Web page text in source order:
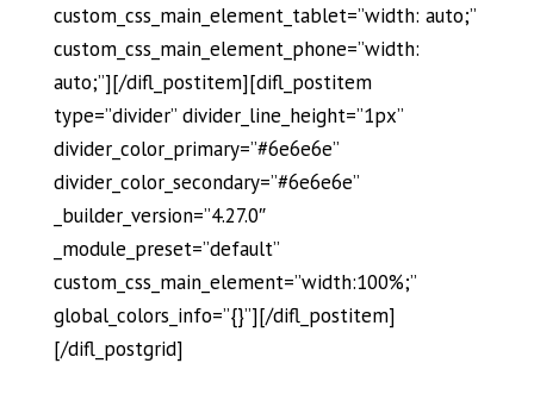
custom_css_main_element_tablet=”width: auto;”
custom_css_main_element_phone=”width:
auto;”][/difl_postitem][difl_postitem
type=”divider” divider_line_height=”1px”
divider_color_primary=”#6e6e6e”
divider_color_secondary=”#6e6e6e”
_builder_version=”4.27.0″
_module_preset=”default”
custom_css_main_element=”width:100%;”
global_colors_info=”{}”][/difl_postitem]
[/difl_postgrid]